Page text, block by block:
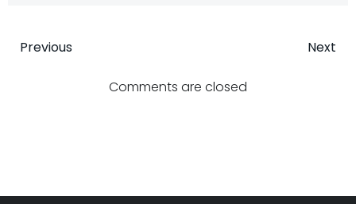
Bericht
navigatie
Previous
navigatie
Next
Comments are closed